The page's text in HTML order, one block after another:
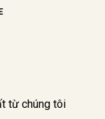
từ chúng tôi